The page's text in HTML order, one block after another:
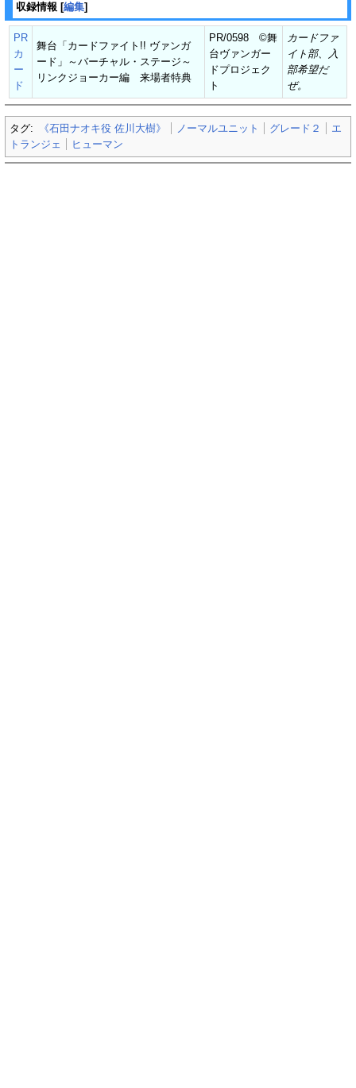
収録情報 [編集]
PR
カ
ー
ド
舞台「カードファイト!! ヴァンガ
ード」～バーチャル・ステージ～
リンクジョーカー編 来場者特典
PR/0598 ©舞
台ヴァンガー
ドプロジェク
ト
カードファ
イト部、入
部希望だ
ぜ。
タグ: 《石田ナオキ役 佐川大樹》 ノーマルユニット グレード２
エ
トランジェ
ヒューマン